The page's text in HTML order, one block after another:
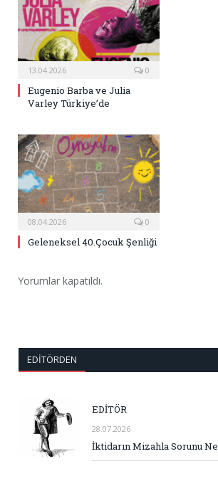
13.04.2026 0
Eugenio Barba ve Julia
Varley Türkiye’de
08.04.2026 0
Geleneksel 40.Çocuk Şenliği
Yorumlar kapatıldı.
EDITÖRDEN
EDİTÖR
28.07.2026
İktidarın Mizahla Sorunu Ne